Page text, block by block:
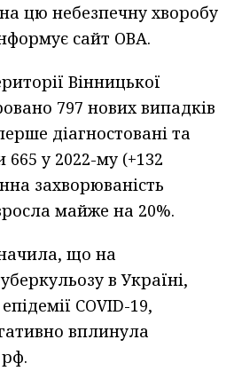
цю небезпечну хворобу
сайт ОВА.
Вінницької
797 нових випадків
діагностовані та
у 2022-му (+132
захворюваність
майже на 20%.
що на
в Україні,
COVID-19,
вплинула